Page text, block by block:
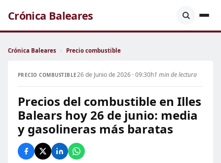
Crónica Baleares
Crónica Baleares › Precio combustible
PRECIO COMBUSTIBLE26 de Junio de 2026 · 09:30h1 min de lectura
Precios del combustible en Illes
Balears hoy 26 de junio: media
y gasolineras más baratas